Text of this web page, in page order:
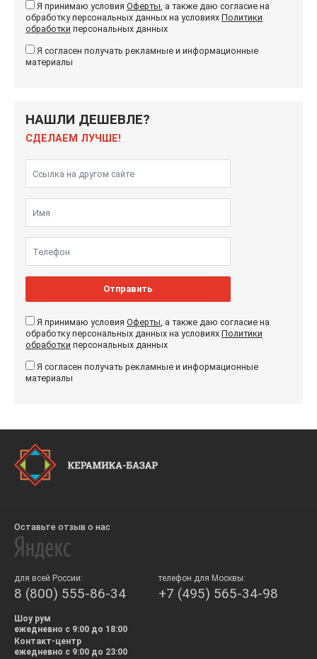
Я принимаю условия Оферты, а также даю согласие на
обработку персональных данных на условиях Политики
обработки персональных данных
Я согласен получать рекламные и информационные
материалы
НАШЛИ ДЕШЕВЛЕ?
СДЕЛАЕМ ЛУЧШЕ!
Отправить
Я принимаю условия Оферты, а также даю согласие на
обработку персональных данных на условиях Политики
обработки персональных данных
Я согласен получать рекламные и информационные
материалы
Оставьте отзыв о нас
для всей России:
8 (800) 555-86-34
телефон для Москвы:
+7 (495) 565-34-98
Шоу рум
ежедневно с 9:00 до 18:00
Контакт-центр
ежедневно с 9:00 до 23:00